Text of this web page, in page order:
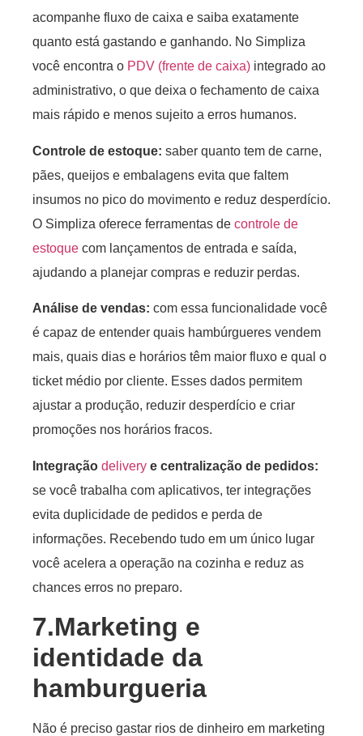
acompanhe fluxo de caixa e saiba exatamente
quanto está gastando e ganhando. No Simpliza
você encontra o PDV (frente de caixa) integrado ao
administrativo, o que deixa o fechamento de caixa
mais rápido e menos sujeito a erros humanos.
Controle de estoque: saber quanto tem de carne,
pães, queijos e embalagens evita que faltem
insumos no pico do movimento e reduz desperdício.
O Simpliza oferece ferramentas de controle de
estoque com lançamentos de entrada e saída,
ajudando a planejar compras e reduzir perdas.
Análise de vendas: com essa funcionalidade você
é capaz de entender quais hambúrgueres vendem
mais, quais dias e horários têm maior fluxo e qual o
ticket médio por cliente. Esses dados permitem
ajustar a produção, reduzir desperdício e criar
promoções nos horários fracos.
Integração delivery e centralização de pedidos:
se você trabalha com aplicativos, ter integrações
evita duplicidade de pedidos e perda de
informações. Recebendo tudo em um único lugar
você acelera a operação na cozinha e reduz as
chances erros no preparo.
7.Marketing e
identidade da
hamburgueria
Não é preciso gastar rios de dinheiro em marketing